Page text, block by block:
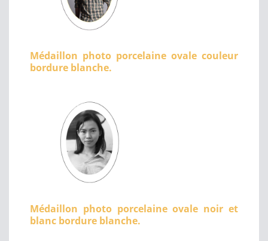
Médaillon photo porcelaine ovale couleur
bordure blanche.
Médaillon photo porcelaine ovale noir et
blanc bordure blanche.